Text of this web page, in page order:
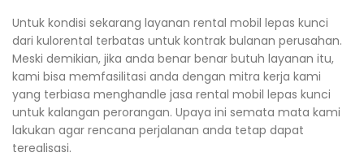
Untuk kondisi sekarang layanan rental mobil lepas kunci
dari kulorental terbatas untuk kontrak bulanan perusahan.
Meski demikian, jika anda benar benar butuh layanan itu,
kami bisa memfasilitasi anda dengan mitra kerja kami
yang terbiasa menghandle jasa rental mobil lepas kunci
untuk kalangan perorangan. Upaya ini semata mata kami
lakukan agar rencana perjalanan anda tetap dapat
terealisasi.